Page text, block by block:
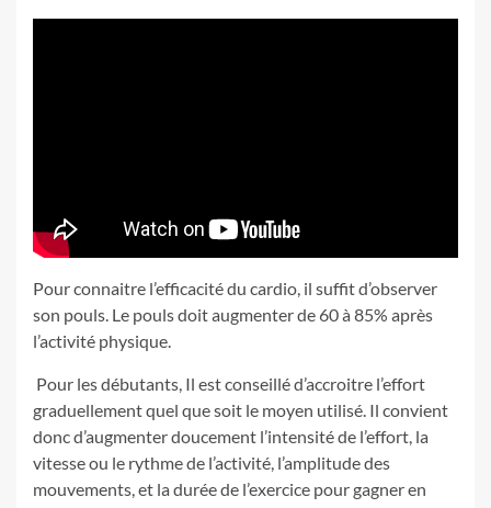
Pour connaitre l’efficacité du cardio, il suffit d’observer
son pouls. Le pouls doit augmenter de 60 à 85% après
l’activité physique.
Pour les débutants, Il est conseillé d’accroitre l’effort
graduellement quel que soit le moyen utilisé. Il convient
donc d’augmenter doucement l’intensité de l’effort, la
vitesse ou le rythme de l’activité, l’amplitude des
mouvements, et la durée de l’exercice pour gagner en